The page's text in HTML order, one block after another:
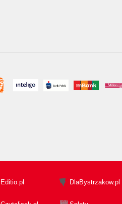
Editio.pl DlaBystrzakow.pl